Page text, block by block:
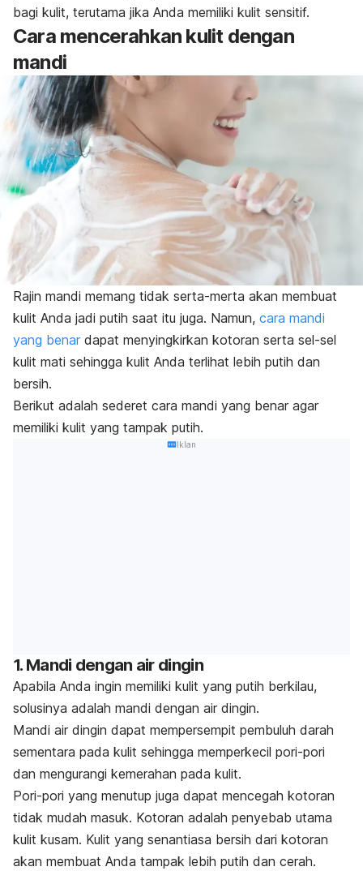
bagi kulit, terutama jika Anda memiliki kulit sensitif.
Cara mencerahkan kulit dengan
mandi
Rajin mandi memang tidak serta-merta akan membuat
kulit Anda jadi putih saat itu juga. Namun, cara mandi
yang benar dapat menyingkirkan kotoran serta sel-sel
kulit mati sehingga kulit Anda terlihat lebih putih dan
bersih.
Berikut adalah sederet cara mandi yang benar agar
memiliki kulit yang tampak putih.
Iklan
1. Mandi dengan air dingin
Apabila Anda ingin memiliki kulit yang putih berkilau,
solusinya adalah mandi dengan air dingin.
Mandi air dingin dapat mempersempit pembuluh darah
sementara pada kulit sehingga memperkecil pori-pori
dan mengurangi kemerahan pada kulit.
Pori-pori yang menutup juga dapat mencegah kotoran
tidak mudah masuk. Kotoran adalah penyebab utama
kulit kusam. Kulit yang senantiasa bersih dari kotoran
akan membuat Anda tampak lebih putih dan cerah.